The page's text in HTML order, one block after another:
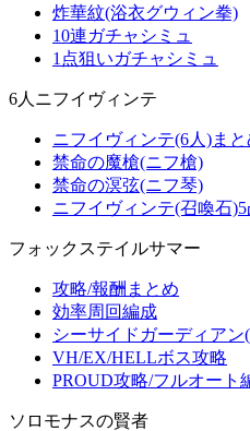
炸華紋(浴衣グウィン拳)
10連ガチャシミュ
1点狙いガチャシミュ
6人ニフイヴィンテ
ニフイヴィンテ(6人)まと
禁命の魔槍(ニフ槍)
禁命の溟弦(ニフ琴)
ニフイヴィンテ(召喚石)5
フォックステイルサマー
攻略/報酬まとめ
効率周回編成
シーサイドガーディアン
VH/EX/HELLボス攻略
PROUD攻略/フルオート
ソロモナスの賢者